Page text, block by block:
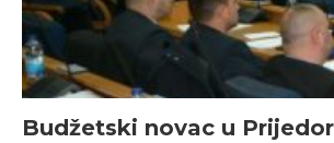
Budžetski novac u